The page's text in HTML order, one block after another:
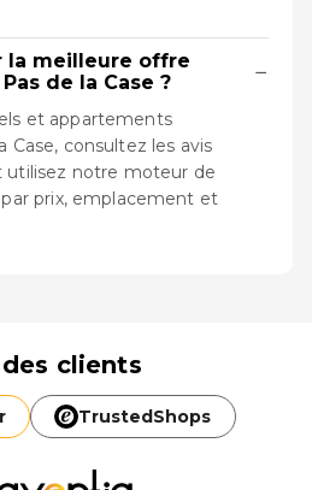
la meilleure offre
de la Case ?
−
et appartements
Case, consultez les avis
utilisez notre moteur de
prix, emplacement et
clients
TrustedShops